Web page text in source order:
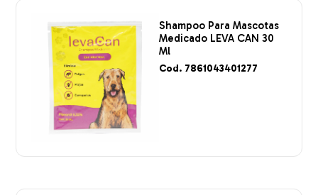
Shampoo Para Mascotas
Medicado LEVA CAN 30
Ml
Cod. 7861043401277